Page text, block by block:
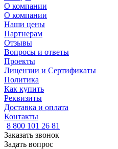
О компании
О компании
Наши цены
Партнерам
Отзывы
Вопросы и ответы
Проекты
Лицензии и Сертификаты
Политика
Как купить
Реквизиты
Доставка и оплата
Контакты
8 800 101 26 81
Заказать звонок
Задать вопрос